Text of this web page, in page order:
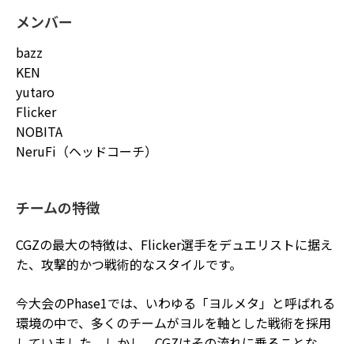
メンバー
bazz
KEN
yutaro
Flicker
NOBITA
NeruFi（ヘッドコーチ）
チームの特徴
CGZの最大の特徴は、Flicker選手をデュエリストに据え
た、攻撃的かつ戦術的なスタイルです。
今大会のPhase1では、いわゆる「ヨルメタ」と呼ばれる
環境の中で、多くのチームがヨルを軸とした戦術を採用